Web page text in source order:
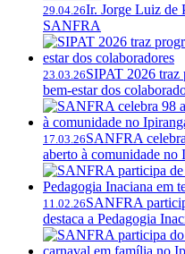
29.04.26Ir. Jorge Luiz de
SANFRA
23.03.26SIPAT 2026 traz
bem-estar dos
17.03.26SANFRA
aberto à comunidade no
11.02.26SANFRA
destaca a Pedagogia